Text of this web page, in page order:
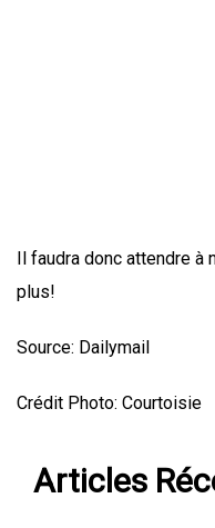
Il faudra donc attendre
plus!
Source: Dailymail
Crédit Photo: Courtoisie
Articles